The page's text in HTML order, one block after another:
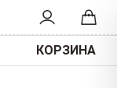
КОРЗИНА